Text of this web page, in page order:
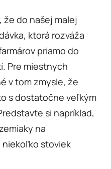
že do našej malej
ktorá rozváža
priamo do
Pre miestnych
v tom zmysle, že
s dostatočne veľkým
si napríklad,
na
niekoľko stoviek